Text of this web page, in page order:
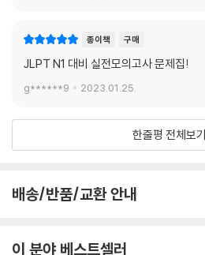
종이책 구매
JLPT N1 대비 실전모의고사 문제집!
g******9 2023.01.25.
한줄평 전체보기
배송/반품/교환 안내
이 분야 베스트셀러